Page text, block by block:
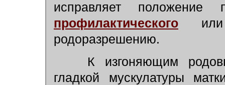
исправляет
профилактического или
родоразрешению.
К изгоняющим
гладкой мускулатуры